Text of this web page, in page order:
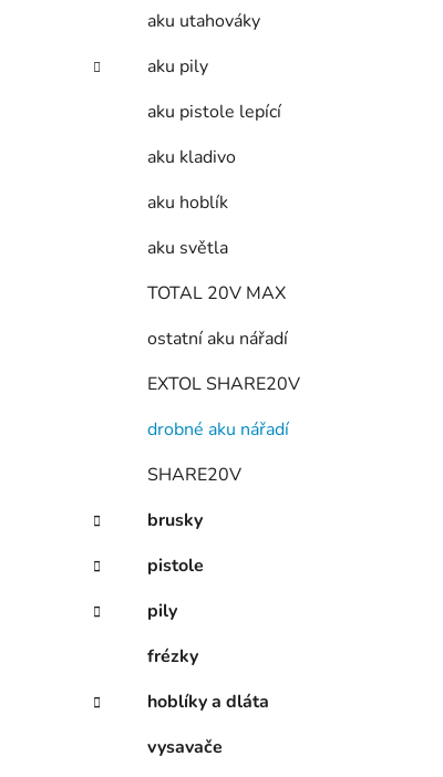
aku utahováky
aku pily
aku pistole lepící
aku kladivo
aku hoblík
aku světla
TOTAL 20V MAX
ostatní aku nářadí
EXTOL SHARE20V
drobné aku nářadí
SHARE20V
brusky
pistole
pily
frézky
hoblíky a dláta
vysavače